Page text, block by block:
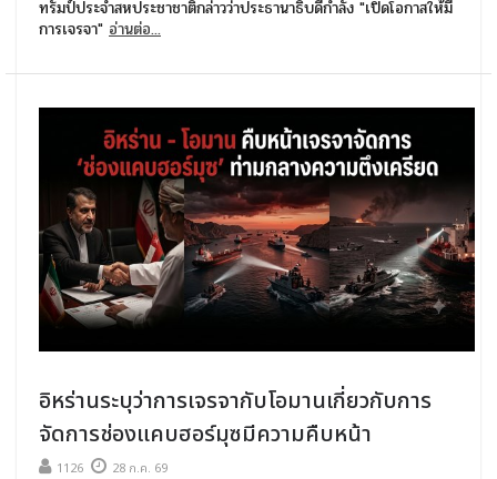
ทรัมป์ประจำสหประชาชาติกล่าวว่าประธานาธิบดีกำลัง "เปิดโอกาสให้มี
การเจรจา" อ่านต่อ...
อิหร่านระบุว่าการเจรจากับโอมานเกี่ยวกับการ
จัดการช่องแคบฮอร์มุซมีความคืบหน้า
1126 28 ก.ค. 69